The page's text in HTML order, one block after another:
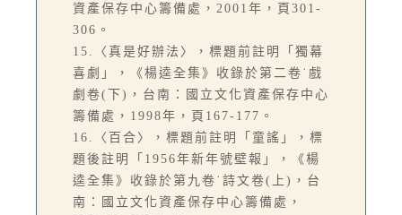
資產保存中心籌備處，2001年，頁301-
306。
15.〈真是好辦法〉，標題前註明「獨幕
喜劇」，《楊逵全集》收錄於第二卷˙戲
劇卷(下)，台南：國立文化資產保存中心
籌備處，1998年，頁167-177。
16.〈百合〉，標題前註明「童謠」，標
題後註明「1956年新年號壁報」，《楊
逵全集》收錄於第九卷˙詩文卷(上)，台
南：國立文化資產保存中心籌備處，